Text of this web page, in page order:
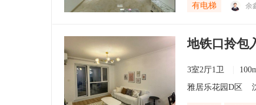
有电梯 余
地铁口拎包
3室2厅1卫
雅居乐花园D区